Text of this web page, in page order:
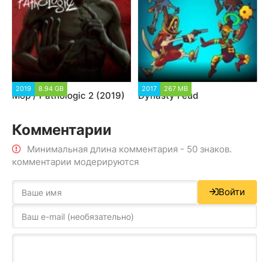
2019 8.94 GB
Мор / Pathologic 2 (2019)
2017 267 MB
Dynasty Feud
Комментарии
Минимальная длина комментария - 50 знаков.
комментарии модерируются
Войти